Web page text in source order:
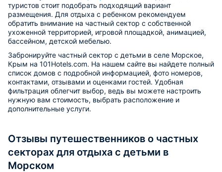
туристов стоит подобрать подходящий вариант
размещения. Для отдыха с ребенком рекомендуем
обратить внимание на частный сектор с собственной
ухоженной территорией, игровой площадкой, анимацией,
бассейном, детской мебелью.
Забронируйте частный сектор с детьми в селе Морское,
Крым на 101Hotels.com. На нашем сайте вы найдете полный
список домов с подробной информацией, фото номеров,
контактами, отзывами и оценками гостей. Удобная
фильтрация облегчит выбор, ведь вы можете настроить
нужную вам стоимость, выбрать расположение и
дополнительные услуги.
Отзывы путешественников о частных
секторах для отдыха с детьми в
Морском